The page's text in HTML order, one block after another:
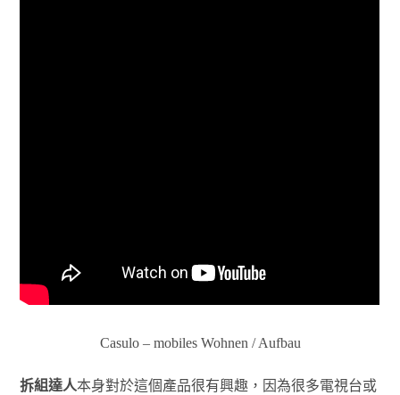
Casulo – mobiles Wohnen / Aufbau
拆組達人本身對於這個產品很有興趣，因為很多電視台或